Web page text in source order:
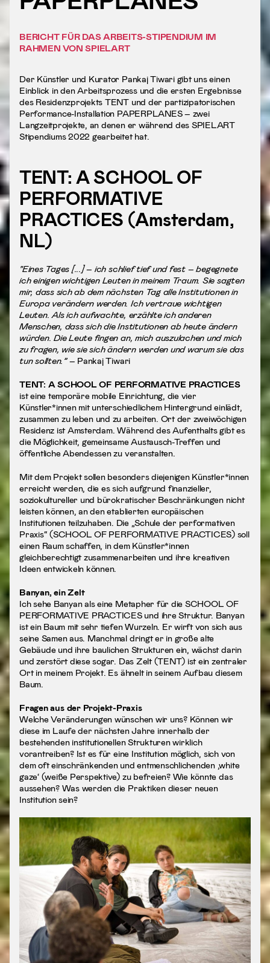
BERICHT FÜR DAS ARBEITS-STIPENDIUM IM
RAHMEN VON SPIELART
Der Künstler und Kurator Pankaj Tiwari gibt uns einen
Einblick in den Arbeitsprozess und die ersten Ergebnisse
des Residenzprojekts TENT und der partizipatorischen
Performance-Installation PAPERPLANES – zwei
Langzeitprojekte, an denen er während des SPIELART
Stipendiums 2022 gearbeitet hat.
TENT: A SCHOOL OF
PERFORMATIVE
PRACTICES (Amsterdam,
NL)
"Eines Tages [...] – ich schlief tief und fest – begegnete
ich einigen wichtigen Leuten in meinem Traum. Sie sagten
mir, dass sich ab dem nächsten Tag alle Institutionen in
Europa verändern werden. Ich vertraue wichtigen
Leuten. Als ich aufwachte, erzählte ich anderen
Menschen, dass sich die Institutionen ab heute ändern
würden. Die Leute fingen an, mich auszulachen und mich
zu fragen, wie sie sich ändern werden und warum sie das
tun sollten.”– Pankaj Tiwari
TENT: A SCHOOL OF PERFORMATIVE PRACTICES
ist eine temporäre mobile Einrichtung, die vier
Künstler*innen mit unterschiedlichem Hintergrund einlädt,
zusammen zu leben und zu arbeiten. Ort der zweiwöchigen
Residenz ist Amsterdam. Während des Aufenthalts gibt es
die Möglichkeit, gemeinsame Austausch-Treffen und
öffentliche Abendessen zu veranstalten.
Mit dem Projekt sollen besonders diejenigen Künstler*innen
erreicht werden, die es sich aufgrund finanzieller,
soziokultureller und bürokratischer Beschränkungen nicht
leisten können, an den etablierten europäischen
Institutionen teilzuhaben. Die „Schule der performativen
Praxis“ (SCHOOL OF PERFORMATIVE PRACTICES) soll
einen Raum schaffen, in dem Künstler*innen
gleichberechtigt zusammenarbeiten und ihre kreativen
Ideen entwickeln können.
Banyan, ein Zelt
Ich sehe Banyan als eine Metapher für die SCHOOL OF
PERFORMATIVE PRACTICES und ihre Struktur. Banyan
ist ein Baum mit sehr tiefen Wurzeln. Er wirft von sich aus
seine Samen aus. Manchmal dringt er in große alte
Gebäude und ihre baulichen Strukturen ein, wächst darin
und zerstört diese sogar. Das Zelt (TENT) ist ein zentraler
Ort in meinem Projekt. Es ähnelt in seinem Aufbau diesem
Baum.
Fragen aus der Projekt-Praxis
Welche Veränderungen wünschen wir uns? Können wir
diese im Laufe der nächsten Jahre innerhalb der
bestehenden institutionellen Strukturen wirklich
vorantreiben? Ist es für eine Institution möglich, sich von
dem oft einschränkenden und entmenschlichenden ‚white
gaze‘ (weiße Perspektive) zu befreien? Wie könnte das
aussehen? Was werden die Praktiken dieser neuen
Institution sein?